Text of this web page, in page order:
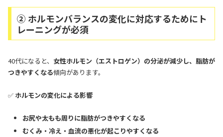
② ホルモンバランスの変化に対応するためにト
レーニングが必須
40代になると、 女性ホルモン（エストロゲン）の分泌が減少し、脂肪が
つきやすくなる傾向があります。
✅ ホルモンの変化による影響
お尻や太もも周りに脂肪がつきやすくなる
むくみ・冷え・血流の悪化が起こりやすくなる